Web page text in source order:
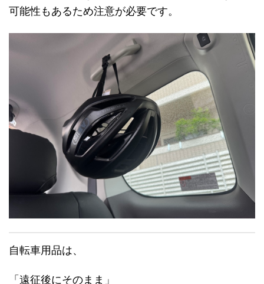
可能性もあるため注意が必要です。
自転車用品は、
「遠征後にそのまま」